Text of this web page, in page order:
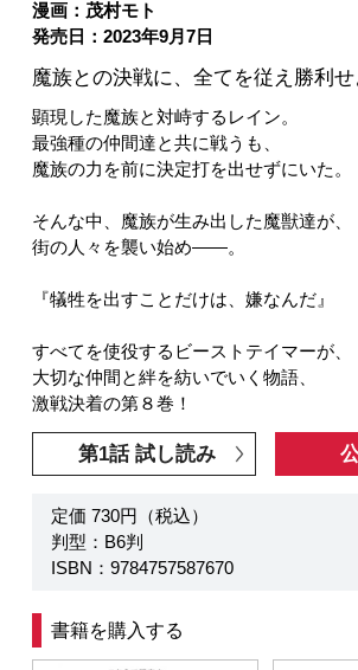
漫画：茂村モト
発売日：2023年9月7日
魔族との決戦に、全てを従え勝利せ
顕現した魔族と対峙するレイン。
最強種の仲間達と共に戦うも、
魔族の力を前に決定打を出せずにいた。
そんな中、魔族が生み出した魔獣達が、
街の人々を襲い始め――。
『犠牲を出すことだけは、嫌なんだ』
すべてを使役するビーストテイマーが、
大切な仲間と絆を紡いでいく物語、
激戦決着の第８巻！
第1話 試し読み
定価 730円（税込）
判型：B6判
ISBN：9784757587670
書籍を購入する